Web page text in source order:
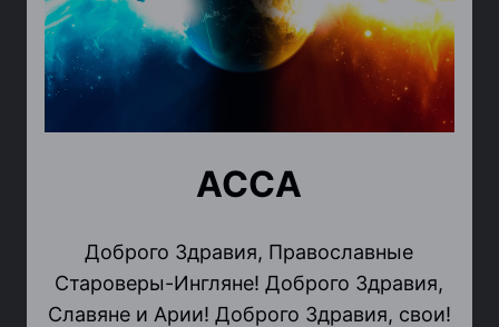
АССА
Доброго Здравия, Православные
Староверы-Ингляне! Доброго Здравия,
Славяне и Арии! Доброго Здравия, свои!